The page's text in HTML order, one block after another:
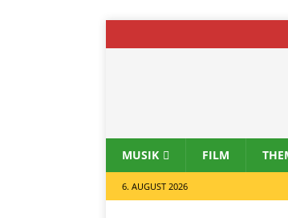
MUSIK FILM
6. AUGUST 2026